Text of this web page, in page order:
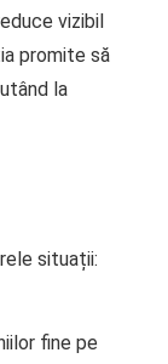
vizibil
promite să
la
situații:
fine pe